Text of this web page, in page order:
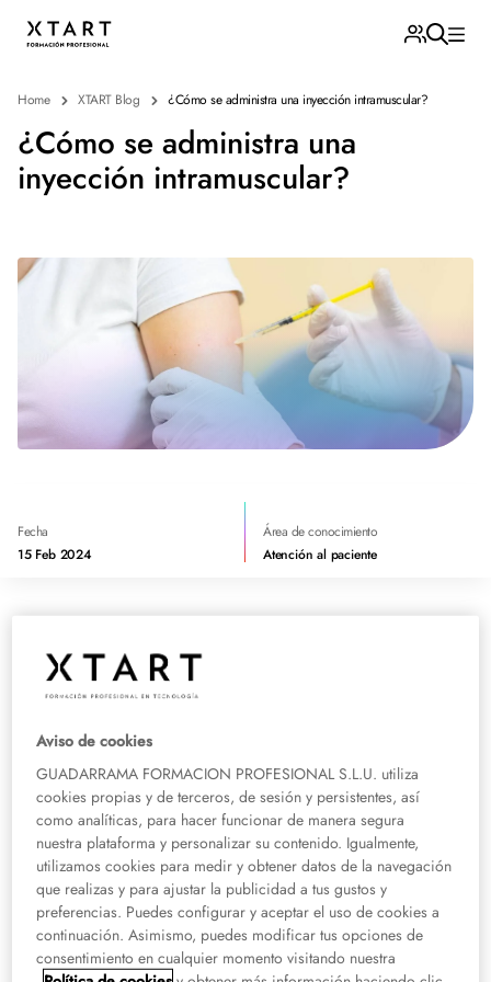
Home XTART Blog ¿Cómo se administra una inyección intramuscular?
¿Cómo se administra una
inyección intramuscular?
Fecha
15 Feb 2024
Área de conocimiento
Atención al paciente
Existen diferentes tipos de inyecciones en función de la vía de
administración. En concreto
inyección que administra la medicación directamente en el músculo.
tejido subcutáneo hasta llegar al músculo donde se deposita el líquido.
La inyección intramuscular se empleacuando se busca una vía y absorción
de los fármacos de manera suficientemente rápida.Siendo de esta forma
absorbida a través de los capilares sanguíneos de nuestro cuerpo en pocos
minutos tras la inyección.
Como aplicar una inyección
intramuscular
Aviso de cookies
GUADARRAMA FORMACION PROFESIONAL S.L.U. utiliza
cookies propias y de terceros, de sesión y persistentes, así
como analíticas, para hacer funcionar de manera segura
nuestra plataforma y personalizar su contenido. Igualmente,
utilizamos cookies para medir y obtener datos de la navegación
que realizas y para ajustar la publicidad a tus gustos y
preferencias. Puedes configurar y aceptar el uso de cookies a
continuación. Asimismo, puedes modificar tus opciones de
consentimiento en cualquier momento visitando nuestra